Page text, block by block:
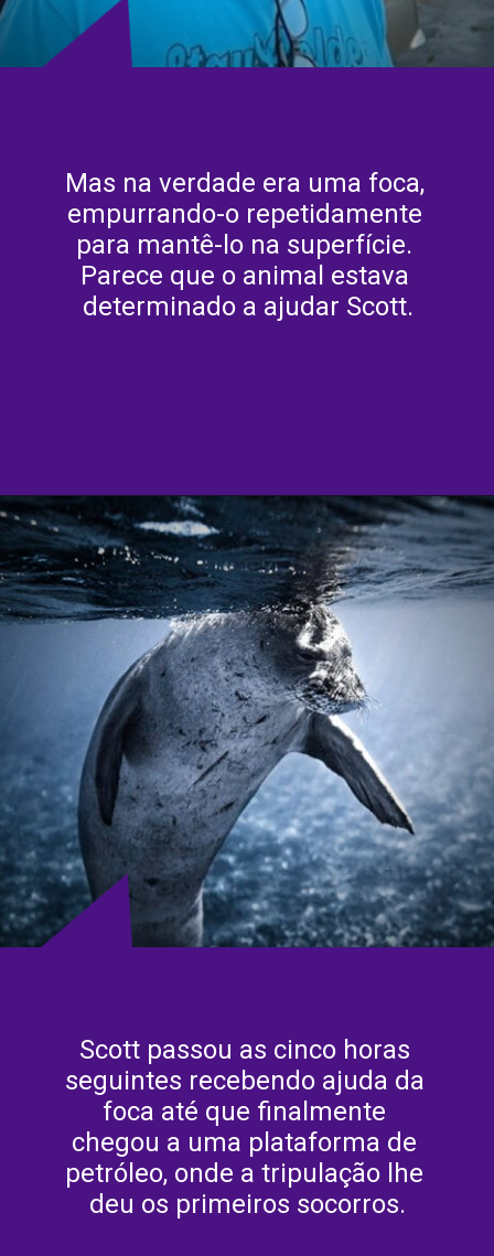
Mas na verdade era uma foca,
empurrando-o repetidamente
para mantê-lo na superfície.
Parece que o animal estava
determinado a ajudar Scott.
Scott passou as cinco horas
seguintes recebendo ajuda da
foca até que finalmente
chegou a uma plataforma de
petróleo, onde a tripulação lhe
deu os primeiros socorros.